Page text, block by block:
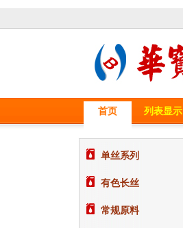
首页 列表显示
单丝系列
有色长丝
常规原料